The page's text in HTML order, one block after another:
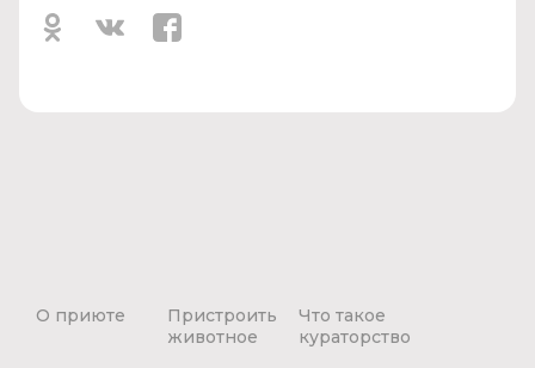
О приюте
Пристроить
животное
Что такое
кураторство